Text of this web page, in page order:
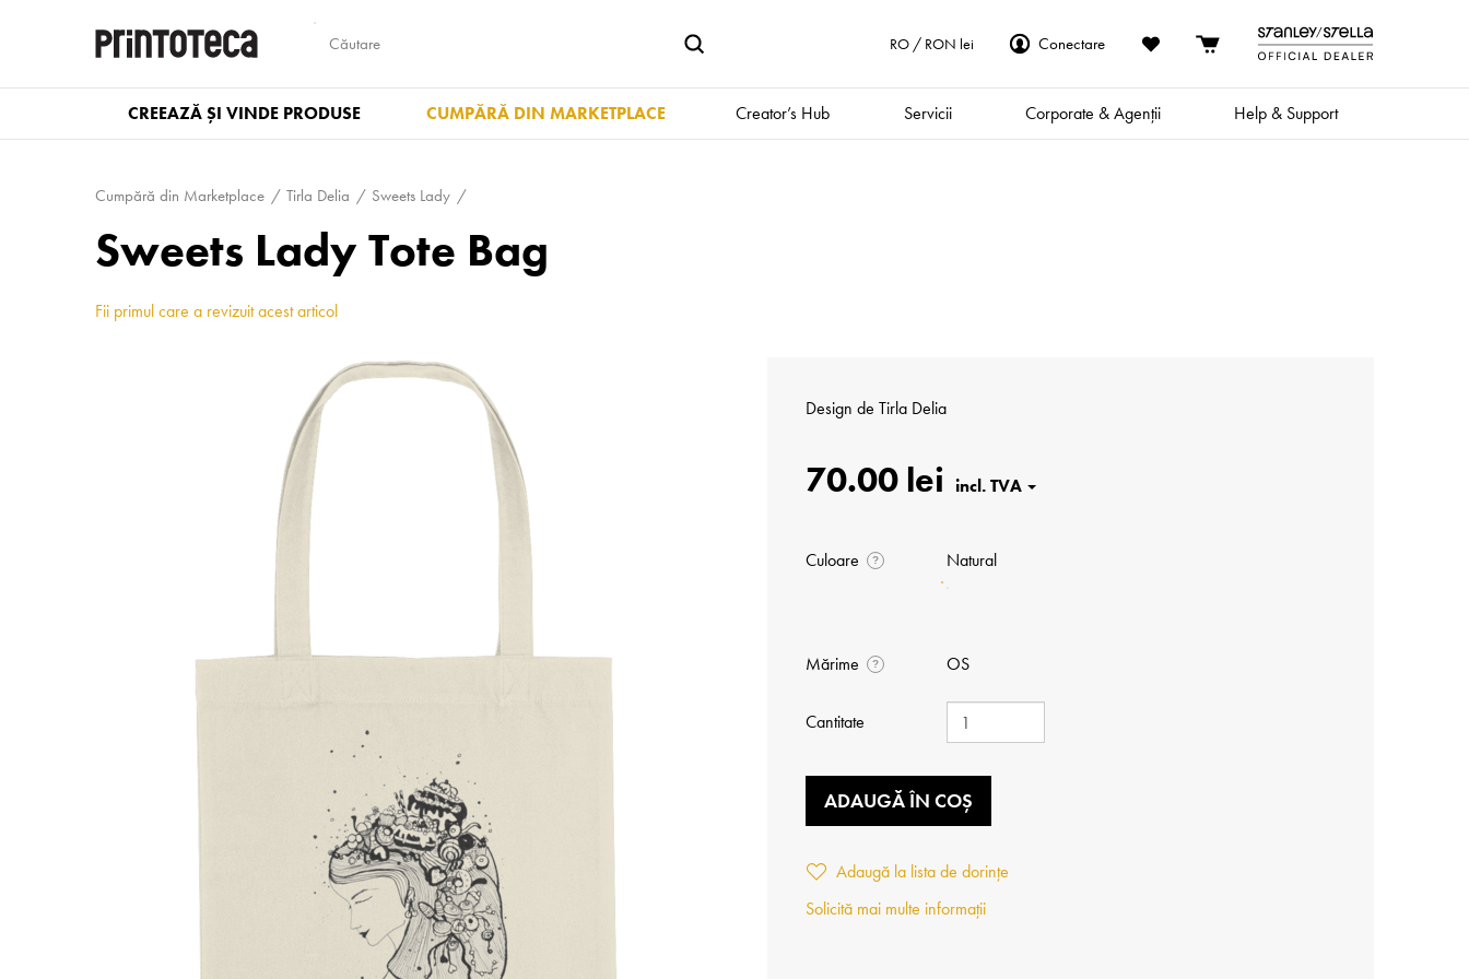
RO / RON lei Conectare
CREEAZĂ ȘI VINDE PRODUSE CUMPĂRĂ DIN MARKETPLACE Creator’s Hub Servicii Corporate & Agenții Help & Support
Cumpără din Marketplace Tirla Delia Sweets Lady
Sweets Lady Tote Bag
Fii primul care a revizuit acest articol
Design de Tirla Delia
70.00 lei
Culoare ? Natural
Mărime ? OS
Cantitate
ADAUGĂ ÎN COȘ
Adaugă la lista de dorințe
Solicită mai multe informații